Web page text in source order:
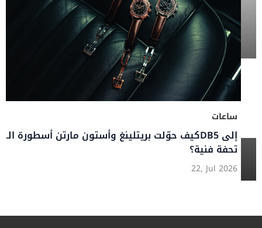
ساعات
كيف حوّلت بريتلينغ وأستون مارتن أسطورة الـDB5 إلى
تحفة فنية؟
22, Jul 2026